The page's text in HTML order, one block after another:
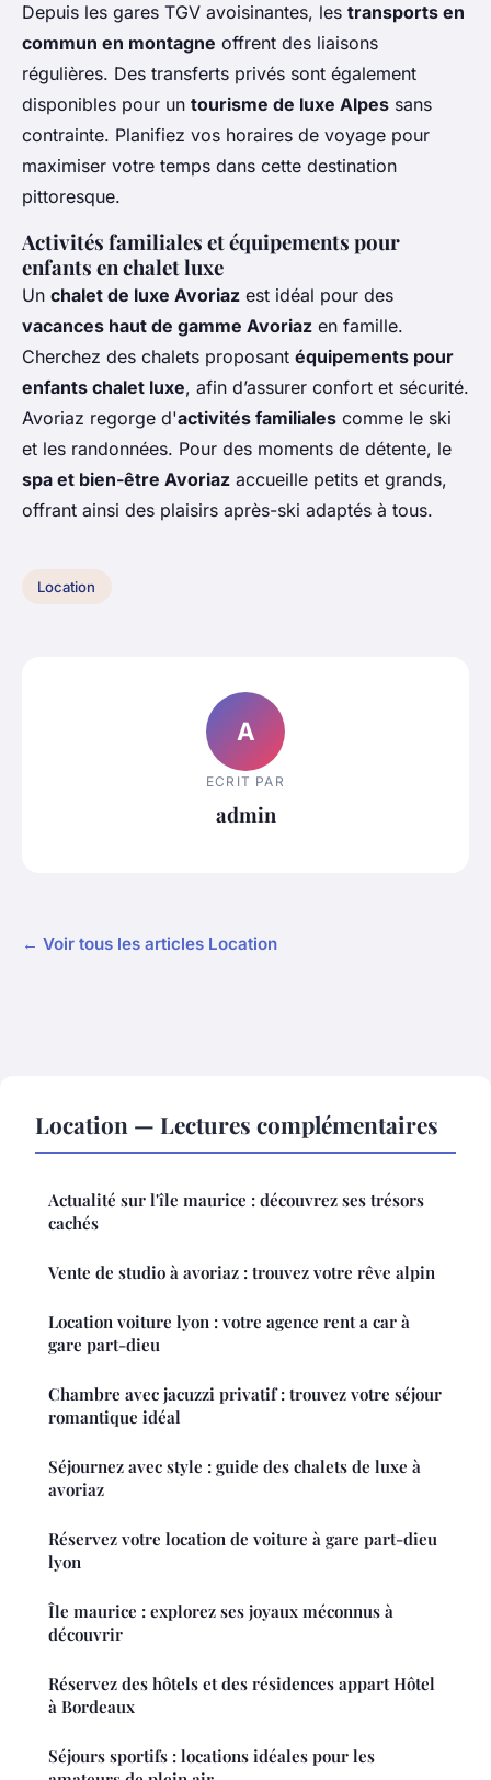
Depuis les gares TGV avoisinantes, les transports en
commun en montagne offrent des liaisons
régulières. Des transferts privés sont également
disponibles pour un tourisme de luxe Alpes sans
contrainte. Planifiez vos horaires de voyage pour
maximiser votre temps dans cette destination
pittoresque.
Activités familiales et équipements pour
enfants en chalet luxe
Un chalet de luxe Avoriaz est idéal pour des
vacances haut de gamme Avoriaz en famille.
Cherchez des chalets proposant équipements pour
enfants chalet luxe, afin d’assurer confort et sécurité.
Avoriaz regorge d'activités familiales comme le ski
et les randonnées. Pour des moments de détente, le
spa et bien-être Avoriaz accueille petits et grands,
offrant ainsi des plaisirs après-ski adaptés à tous.
Location
A
ECRIT PAR
admin
← Voir tous les articles Location
Location — Lectures complémentaires
Actualité sur l'île maurice : découvrez ses trésors
cachés
Vente de studio à avoriaz : trouvez votre rêve alpin
Location voiture lyon : votre agence rent a car à
gare part-dieu
Chambre avec jacuzzi privatif : trouvez votre séjour
romantique idéal
Séjournez avec style : guide des chalets de luxe à
avoriaz
Réservez votre location de voiture à gare part-dieu
lyon
Île maurice : explorez ses joyaux méconnus à
découvrir
Réservez des hôtels et des résidences appart Hôtel
à Bordeaux
Séjours sportifs : locations idéales pour les